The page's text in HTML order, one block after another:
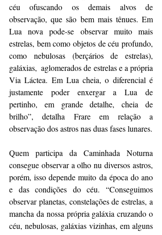
céu ofuscando os demais alvos de
observação, que são bem mais tênues. Em
Lua nova pode-se observar muito mais
estrelas, bem como objetos de céu profundo,
como nebulosas (berçários de estrelas),
galáxias,  aglomerados de estrelas e a própria
Via Láctea. Em Lua cheia, o diferencial é
justamente poder enxergar a Lua de
pertinho, em grande detalhe, cheia de
brilho”, detalha Frare em relação a
observação dos astros nas duas fases lunares.
Quem participa da Caminhada Noturna
consegue observar a olho nu diversos astros,
porém, isso depende muito da época do ano
e das condições do céu. “Conseguimos
observar planetas, constelações de estrelas, a
mancha da nossa própria galáxia cruzando o
céu, nebulosas, galáxias vizinhas, em alguns